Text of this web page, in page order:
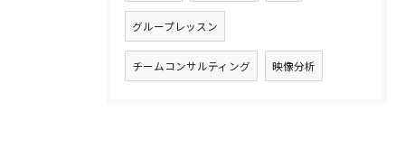
グループレッスン
チームコンサルティング 映像分析